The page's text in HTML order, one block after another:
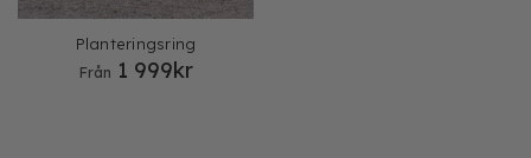
Planteringsring
Från 1 999kr